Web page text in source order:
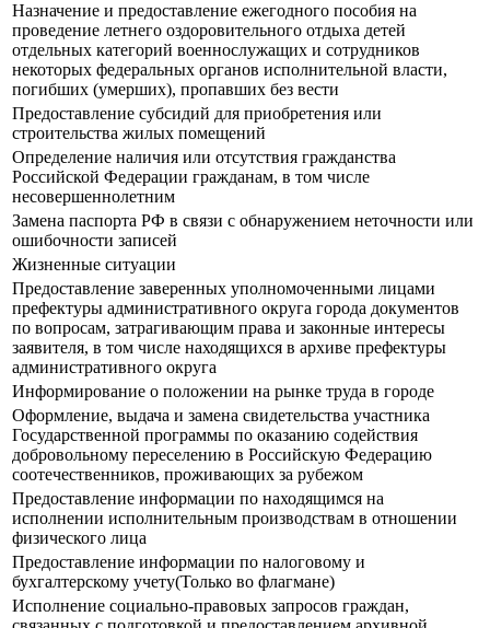
Назначение и предоставление ежегодного пособия на
проведение летнего оздоровительного отдыха детей
отдельных категорий военнослужащих и сотрудников
некоторых федеральных органов исполнительной власти,
погибших (умерших), пропавших без вести
Предоставление субсидий для приобретения или
строительства жилых помещений
Определение наличия или отсутствия гражданства
Российской Федерации гражданам, в том числе
несовершеннолетним
Замена паспорта РФ в связи с обнаружением неточности или
ошибочности записей
Жизненные ситуации
Предоставление заверенных уполномоченными лицами
префектуры административного округа города документов
по вопросам, затрагивающим права и законные интересы
заявителя, в том числе находящихся в архиве префектуры
административного округа
Информирование о положении на рынке труда в городе
Оформление, выдача и замена свидетельства участника
Государственной программы по оказанию содействия
добровольному переселению в Российскую Федерацию
соотечественников, проживающих за рубежом
Предоставление информации по находящимся на
исполнении исполнительным производствам в отношении
физического лица
Предоставление информации по налоговому и
бухгалтерскому учету(Только во флагмане)
Исполнение социально-правовых запросов граждан,